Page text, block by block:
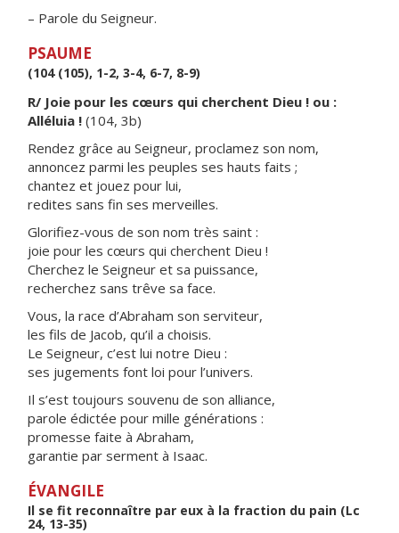
– Parole du Seigneur.
PSAUME
(104 (105), 1-2, 3-4, 6-7, 8-9)
R/ Joie pour les cœurs qui cherchent Dieu ! ou :
Alléluia ! (104, 3b)
Rendez grâce au Seigneur, proclamez son nom,
annoncez parmi les peuples ses hauts faits ;
chantez et jouez pour lui,
redites sans fin ses merveilles.
Glorifiez-vous de son nom très saint :
joie pour les cœurs qui cherchent Dieu !
Cherchez le Seigneur et sa puissance,
recherchez sans trêve sa face.
Vous, la race d’Abraham son serviteur,
les fils de Jacob, qu’il a choisis.
Le Seigneur, c’est lui notre Dieu :
ses jugements font loi pour l’univers.
Il s’est toujours souvenu de son alliance,
parole édictée pour mille générations :
promesse faite à Abraham,
garantie par serment à Isaac.
ÉVANGILE
Il se fit reconnaître par eux à la fraction du pain (Lc
24, 13-35)